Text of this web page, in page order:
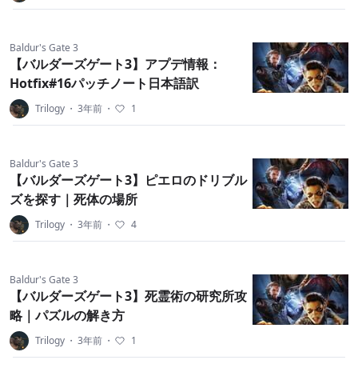
Baldur's Gate 3
【バルダーズゲート3】アプデ情報：
Hotfix#16パッチノート日本語訳
Trilogy ・ 3年前 ・ 1
Baldur's Gate 3
【バルダーズゲート3】ピエロのドリブル
ズを探す｜死体の場所
Trilogy ・ 3年前 ・ 4
Baldur's Gate 3
【バルダーズゲート3】死霊術の研究所攻
略｜パズルの解き方
Trilogy ・ 3年前 ・ 1